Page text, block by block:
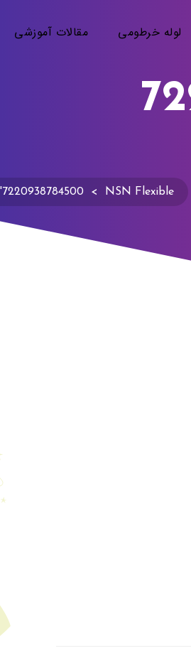
لوله خرطومی مقالات آموزشی
NSN Flexible
>